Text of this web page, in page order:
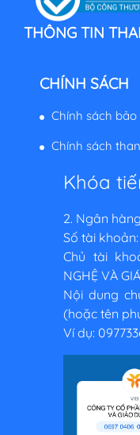
THÔNG TIN
CHÍNH SÁCH
Chính sách
Chính sách
Khóa
2. Ngân
Số tài
Chủ tài
NGHỆ VÀ
Nội dung
(hoặc tên
Ví dụ: